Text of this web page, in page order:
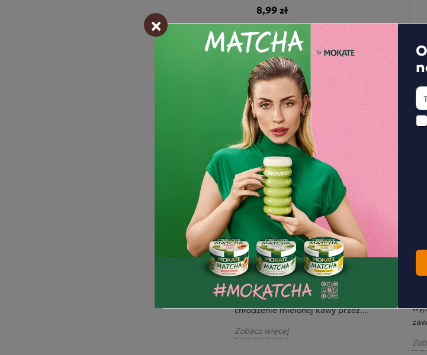
Najniższa cena z 30 dni:
+
8,99 zł
-
+
Ewelina
Ewelina jest częścią zespołu
W swoich artykułach dzieli się
kawą i herbatą.
POLECANE POSTY
CZY KAWA PODNOSI CIŚNIENIE? JAK ZROBIĆ COLD BREW?
Kawa cold brew to smaczny i
odświeżający napój, który
przygotowywany jest poprzez
chłodzenie mielonej kawy przez...
Zobacz więcej
×